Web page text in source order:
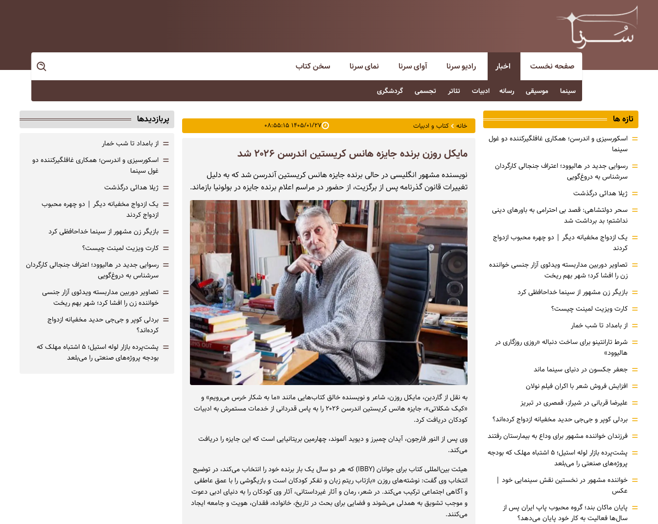
صفحه نخست اخبار
سینما موسیقی رسانه ادبیات تئاتر تجسمی گردشگری
رادیو سرنا آوای سرنا نمای سرنا سخن کتاب
خانه کتاب و ادبیات ۱۴۰۵/۰۱/۲۷ ۰۸:۵۵:۱۵
مایکل روزن برنده جایزه هانس کریستین اندرسن ۲۰۲۶ شد
نویسنده مشهور انگلیسی در حالی برنده جایزه هانس کریستین آندرسن شد که به دلیل
تغییرات قانون گذرنامه پس از برگزیت، از حضور در مراسم اعلام برنده جایزه در بولونیا بازماند.
به نقل از گاردین، مایکل روزن، شاعر و نویسنده خالق کتاب‌هایی مانند «ما به شکار خرس می‌رویم» و
«کیک شکلاتی»، جایزه هانس کریستین اندرسن ۲۰۲۶ را به پاس قدردانی از خدمات مستمرش به ادبیات
کودکان دریافت کرد.
وی پس از النور فارجون، آیدان چمبرز و دیوید آلموند، چهارمین بریتانیایی است که این جایزه را دریافت
می‌کند.
هیئت بین‌المللی کتاب برای جوانان (IBBY) که هر دو سال یک بار برنده‌ خود را انتخاب می‌کند، در توضیح
انتخاب وی گفت: نوشته‌های روزن «بازتاب ریتم زبان و تفکر کودکان است و بازیگوشی را با عمق عاطفی
و آگاهی اجتماعی ترکیب می‌کند. در شعر، رمان و آثار غیرداستانی، آثار وی کودکان را به دنیای ادبی دعوت
و موجب تشویق به همدلی می‌شوند و فضایی برای بحث در تاریخ، خانواده، فقدان، هویت و جامعه ایجاد
می‌کنند.
تازه ها
= اسکورسیزی و اندرسن؛ همکاری غافلگیرکننده دو غول
سینما
= رسوایی جدید در هالیوود؛ اعتراف جنجالی کارگردان
سرشناس به دروغ‌گویی
= ژیلا هدائی درگذشت
= سحر دولتشاهی: قصد بی احترامی به باورهای دینی
نداشتم؛ بد برداشت شد
= یک ازدواج مخفیانه دیگر | دو چهره محبوب ازدواج
کردند
= تصاویر دوربین مداربسته ویدئوی آزار جنسی خواننده
زن را افشا کرد؛ شهر بهم ریخت
= بازیگر زن مشهور از سینما خداحافظی کرد
= کارت ویزیت لمینت چیست؟
= از بامداد تا شب خمار
= شرط تارانتینو برای ساخت دنباله «روزی روزگاری در
هالیوود»
= جعفر جکسون در دنیای سینما ماند
= افزایش فروش شعر با اکران فیلم نولان
= علیرضا قربانی در شیراز، قمصری در تبریز
= بردلی کوپر و جی‌جی حدید مخفیانه ازدواج کرده‌اند؟
= فرزندان خواننده مشهور برای وداع به بیمارستان رفتند
=
پشت‌پرده بازار لوله استیل؛ ۵ اشتباه مهلک که بودجه
پروژه‌های صنعتی را می‌بلعد
= خواننده مشهور در نخستین نقش سینمایی خود |‌
عکس
= پایان ماکان بند؛ گروه محبوب پاپ ایران پس از
سال‌ها فعالیت به کار خود پایان می‌دهد؟
پربازدیدها
= از بامداد تا شب خمار
= اسکورسیزی و اندرسن؛ همکاری غافلگیرکننده دو
غول سینما
= ژیلا هدائی درگذشت
= یک ازدواج مخفیانه دیگر | دو چهره محبوب
ازدواج کردند
= بازیگر زن مشهور از سینما خداحافظی کرد
= کارت ویزیت لمینت چیست؟
= رسوایی جدید در هالیوود؛ اعتراف جنجالی کارگردان
سرشناس به دروغ‌گویی
= تصاویر دوربین مداربسته ویدئوی آزار جنسی
خواننده زن را افشا کرد؛ شهر بهم ریخت
= بردلی کوپر و جی‌جی حدید مخفیانه ازدواج
کرده‌اند؟
=
پشت‌پرده بازار لوله استیل؛ ۵ اشتباه مهلک که
بودجه پروژه‌های صنعتی را می‌بلعد